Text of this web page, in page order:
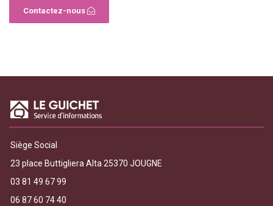
Contactez-nous
Siège Social
23 place Buttigliera Alta 25370 JOUGNE
03 81 49 67 99
06 87 60 74 40